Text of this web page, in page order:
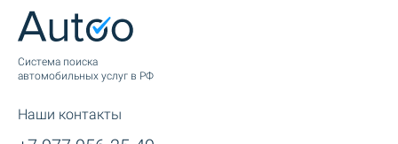
Cистема поиска
автомобильных услуг в РФ
Наши контакты